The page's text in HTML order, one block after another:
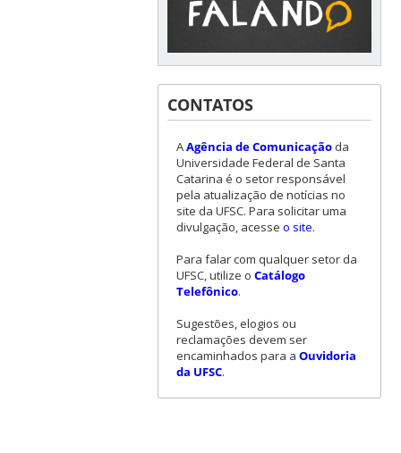
CONTATOS
AAgência de Comunicaçãoda
Universidade Federal de Santa
Catarina é o setor responsável
pela atualização de notícias no
site da UFSC. Para solicitar uma
divulgação, acesse o site.
Para falar com qualquer setor da
UFSC, utilize o Catálogo
Telefônico.
Sugestões, elogios ou
reclamações devem ser
encaminhados para a Ouvidoria
da UFSC.